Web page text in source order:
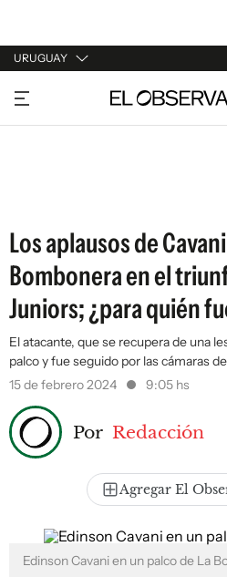
URUGUAY
URUGUAY
ARGENTINA
Los aplausos de
Bombonera en el
Juniors; ¿para quién
El atacante, que se recupera de una
palco y fue seguido por las cámaras
15 de febrero 2024
9:05 hs
Por Redacción
Agregar El
Edinson Cavani en un palco de La